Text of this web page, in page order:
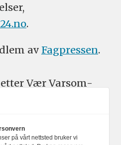
.
av Fagpressen.
Vær Varsom-
presseskikk.
som ChatGPT,
journalistikken vår.
på vårt nettsted bruker vi